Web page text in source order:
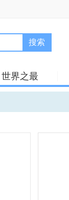
搜索
世界之最